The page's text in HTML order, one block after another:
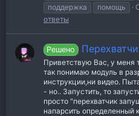
поддержка
помощь
ответы
Решено
Приветствую Вас, у меня
так понимаю модуль в
инструкции,ни видео.
- но.. Запустить, то
просто "перехватчик
напарсить определенный